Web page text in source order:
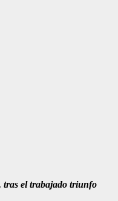
tras el trabajado triunfo